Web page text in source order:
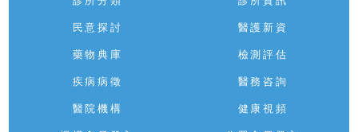
民意探討 醫護新資
藥物典庫 檢測評估
疾病病徵 醫務咨詢
醫院機構 健康視頻